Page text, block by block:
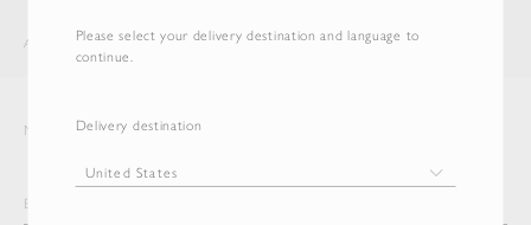
Please select your delivery destination and language to
continue.
Delivery destination
AURALEE ITEM
Newsletter